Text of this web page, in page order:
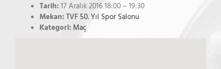
Tarih:17 Aralık 2016 18:00 –19:30
Mekan:TVF 50. Yıl Spor Salonu
Kategori: Maç